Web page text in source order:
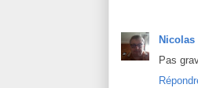
Nicolas
Pas